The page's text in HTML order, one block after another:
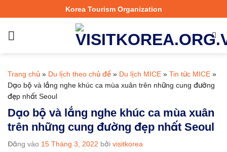
qua
nội
Korea Tourism Organization
Trang chủ » Du lịch theo chủ đề » Du lịch MICE » Tin tức MICE »
Dạo bộ và lắng nghe khúc ca mùa xuân trên những cung đường
đẹp nhất Seoul
Dạo bộ và lắng nghe khúc ca mùa xuân
trên những cung đường đẹp nhất Seoul
Đăng vào 15 Tháng 3, 2022 bởi visitkorea